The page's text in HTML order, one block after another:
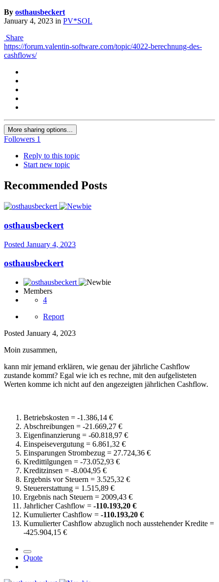
By osthausbeckert
January 4, 2023 in PV*SOL
Share
https://forum.valentin-software.com/topic/4022-berechnung-des-
cashflows/
More sharing options...
Followers 1
Reply to this topic
Start new topic
Recommended Posts
osthausbeckert
Posted January 4, 2023
osthausbeckert
Members
4
Report
Posted January 4, 2023
Moin zusammen,
kann mir jemand erklären, wie genau der jährliche Cashflow
zustande kommt? Egal wie ich es rechne, mit den aufgelisteten
Werten komme ich nicht auf den angezeigten jährlichen Cashflow.
Betriebskosten = -1.386,14 €
Abschreibungen = -21.669,27 €
Eigenfinanzierung = -60.818,97 €
Einspeisevergutung = 6.861,32 €
Einsparungen Strombezug = 27.724,36 €
Kredittilgungen = -73.052,93 €
Kreditzinsen = -8.004,95 €
Ergebnis vor Steuern = 3.525,32 €
Steuererstattung = 1.515,89 €
Ergebnis nach Steuern = 2009,43 €
Jahrlicher Cashflow = -110.193,20 €
Kumulierter Cashflow = -110.193,20 €
Kumulierter Cashflow abzuglich noch ausstehender Kredite =
-425.904,15 €
Quote